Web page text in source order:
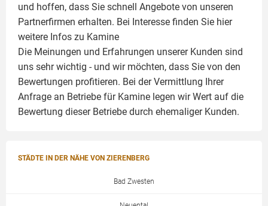
und hoffen, dass Sie schnell Angebote von unseren
Partnerfirmen erhalten. Bei Interesse finden Sie hier
weitere Infos zu Kamine
Die Meinungen und Erfahrungen unserer Kunden sind
uns sehr wichtig - und wir möchten, dass Sie von den
Bewertungen profitieren. Bei der Vermittlung Ihrer
Anfrage an Betriebe für Kamine legen wir Wert auf die
Bewertung dieser Betriebe durch ehemaliger Kunden.
STÄDTE IN DER NÄHE VON ZIERENBERG
Bad Zwesten